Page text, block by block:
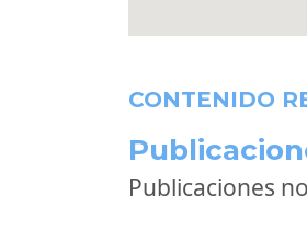
CONTENIDO
Publicaciones